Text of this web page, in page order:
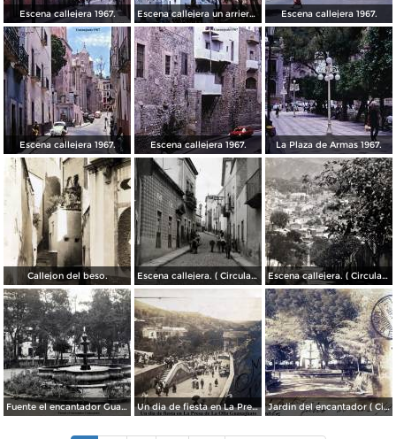
Escena callejera 1967. Escena callejera un arriero 1967. Escena callejera 1967.
Escena callejera 1967. Escena callejera 1967. La Plaza de Armas 1967.
Callejon del beso. Escena callejera. ( Circulada el 13 de Mayo de 1941 ). Escena callejera. ( Circulada el 14 de Diciembre de 1930 ).
Fuente el encantador Guanajuato. Un dia de fiesta en La Presa de La Olla Guanajuato ( Circulada el 9 de Agosto de 1905 ). Jardin del encantador ( Circulada el 30 de Julio de 1905 ).